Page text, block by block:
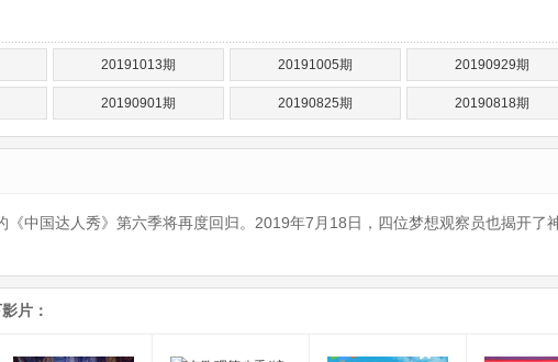
20191013期 20191005期 20190929期
20190901期 20190825期 20190818期
中国达人秀》第六季将再度回归。2019年7月18日，四位梦想观察员也揭开了
片：